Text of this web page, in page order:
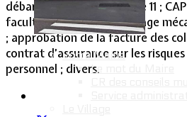
Votre Mairie
Le mot du Maire
débardage pour la parcelle 11 ;
facultative santé et balayage
; approbation de la facture des
contrat d’assurance sur les
personnel ; divers.